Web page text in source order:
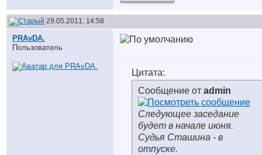
29.05.2011, 14:58
PRAvDA.
Пользователь
Цитата:
Сообщение от admin
Следующее заседание
будет в начале июня.
Судья Сташина - в
отпуске.